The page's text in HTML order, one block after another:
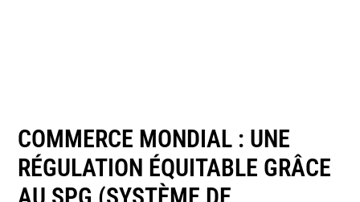
COMMERCE MONDIAL : UNE
RÉGULATION ÉQUITABLE GRÂCE
AU SPG (SYSTÈME DE